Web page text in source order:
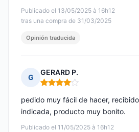
Publicado el 13/05/2025 à 16h12
tras una compra de 31/03/2025
Opinión traducida
G
GERARD P.
Nota: 4 de 5
Publicado el 11/05/2025 à 16h12
pedido muy fácil de hacer,
indicada, producto muy bonito.